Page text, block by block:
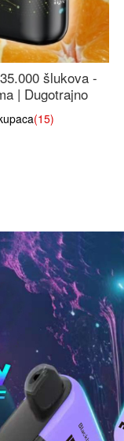
šlukova -
| Dugotrajno
(15)